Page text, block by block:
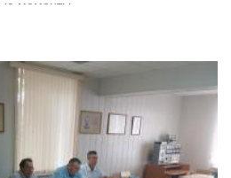
моменты.